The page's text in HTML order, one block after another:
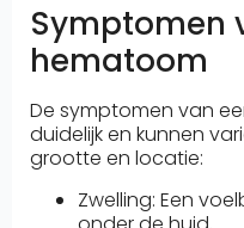
Symptomen
hematoom
De symptomen van
duidelijk en kunnen
grootte en locatie:
Zwelling: Een